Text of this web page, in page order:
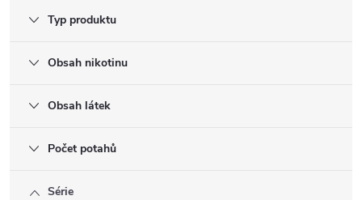
Typ produktu
Obsah nikotinu
Obsah látek
Počet potahů
Série